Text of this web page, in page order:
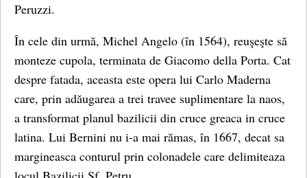
Peruzzi.
În cele din urmă, Michel Angelo (în 1564), reuşeşte să
monteze cupola, terminata de Giacomo della Porta. Cat
despre fatada, aceasta este opera lui Carlo Maderna
care, prin adăugarea a trei travee suplimentare la naos,
a transformat planul bazilicii din cruce greaca in cruce
latina. Lui Bernini nu i-a mai rămas, în 1667, decat sa
margineasca conturul prin colonadele care delimiteaza